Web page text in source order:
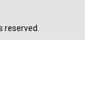
reserved.